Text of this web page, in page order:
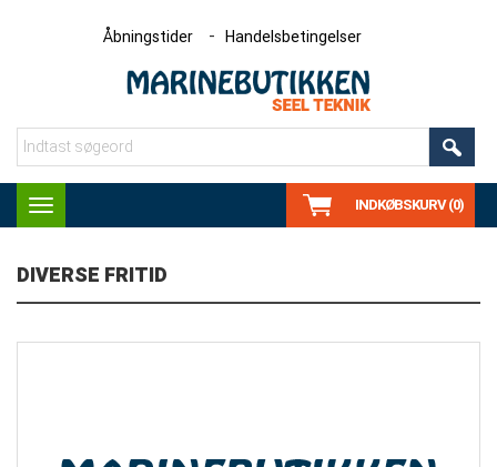
Åbningstider Handelsbetingelser
Toggle
navigation
INDKØBSKURV (0)
DIVERSE FRITID